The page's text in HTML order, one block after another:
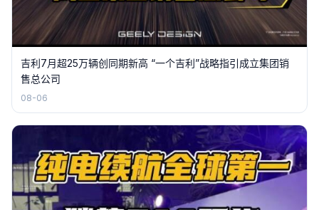
吉利7月超25万辆创同期新高 “一个吉利”战略指引成立集团销
售总公司
08-06